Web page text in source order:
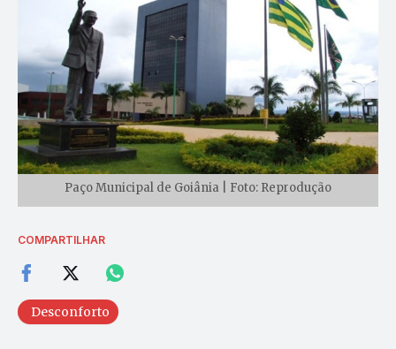
Paço Municipal de Goiânia | Foto: Reprodução
COMPARTILHAR
Desconforto